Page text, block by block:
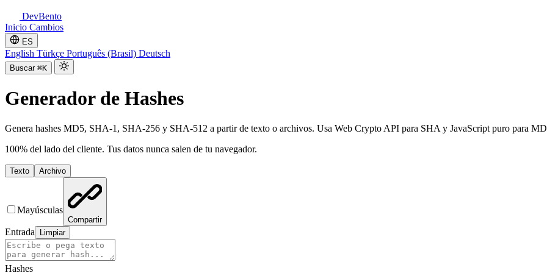
DevBento
Inicio Cambios
ES
English Türkçe Português (Brasil) Deutsch
Buscar ⌘K
Generador de Hashes
Genera hashes MD5, SHA-1, SHA-256 y SHA-512 a partir de texto o archivos. Usa Web Crypto API para SHA y JavaScript puro para
100% del lado del cliente. Tus datos nunca salen de tu navegador.
Texto Archivo
Mayúsculas
Compartir
Entrada Limpiar
Hashes